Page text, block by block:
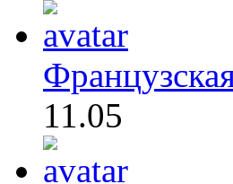
11.05